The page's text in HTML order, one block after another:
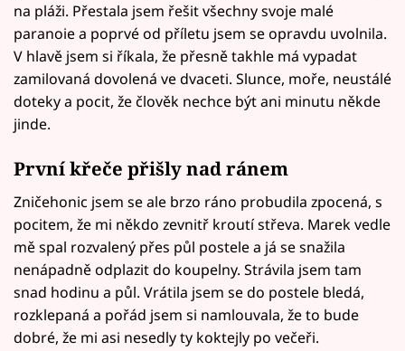
na pláži. Přestala jsem řešit všechny svoje malé
paranoie a poprvé od příletu jsem se opravdu uvolnila.
V hlavě jsem si říkala, že přesně takhle má vypadat
zamilovaná dovolená ve dvaceti. Slunce, moře, neustálé
doteky a pocit, že člověk nechce být ani minutu někde
jinde.
První křeče přišly nad ránem
Zničehonic jsem se ale brzo ráno probudila zpocená, s
pocitem, že mi někdo zevnitř kroutí střeva. Marek vedle
mě spal rozvalený přes půl postele a já se snažila
nenápadně odplazit do koupelny. Strávila jsem tam
snad hodinu a půl. Vrátila jsem se do postele bledá,
rozklepaná a pořád jsem si namlouvala, že to bude
dobré, že mi asi nesedly ty koktejly po večeři.